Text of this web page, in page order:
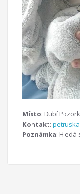
Místo: Dubí
Kontakt:
Poznámka: Hledá